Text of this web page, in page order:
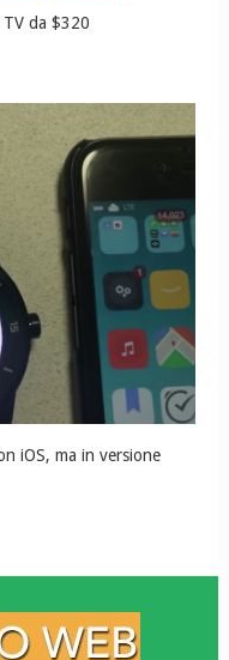
TV da $320
iOS, ma in versione